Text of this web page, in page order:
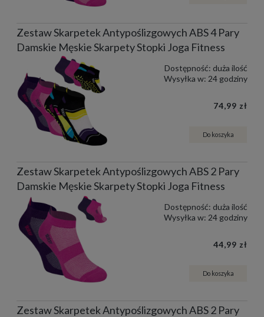
Zestaw Skarpetek Antypoślizgowych ABS 4 Pary
Damskie Męskie Skarpety Stopki Joga Fitness
Dostępność: duża ilość
Wysyłka w: 24 godziny
74,99 zł
Do koszyka
Zestaw Skarpetek Antypoślizgowych ABS 2 Pary
Damskie Męskie Skarpety Stopki Joga Fitness
Dostępność: duża ilość
Wysyłka w: 24 godziny
44,99 zł
Do koszyka
Zestaw Skarpetek Antypoślizgowych ABS 2 Pary